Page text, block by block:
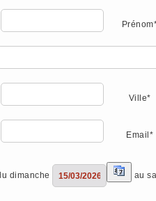
Ville*
Email*
dimanche au